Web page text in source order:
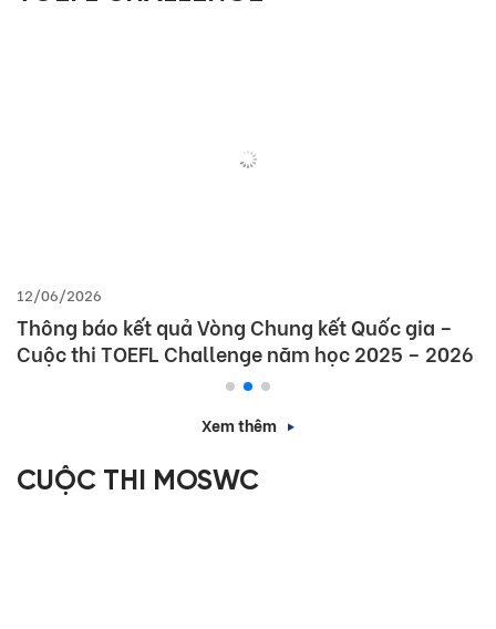
12/06/2026
Thông báo kết quả Vòng Chung kết Quốc gia –
Cuộc thi TOEFL Challenge năm học 2025 – 2026
Xem thêm
CUỘC THI MOSWC